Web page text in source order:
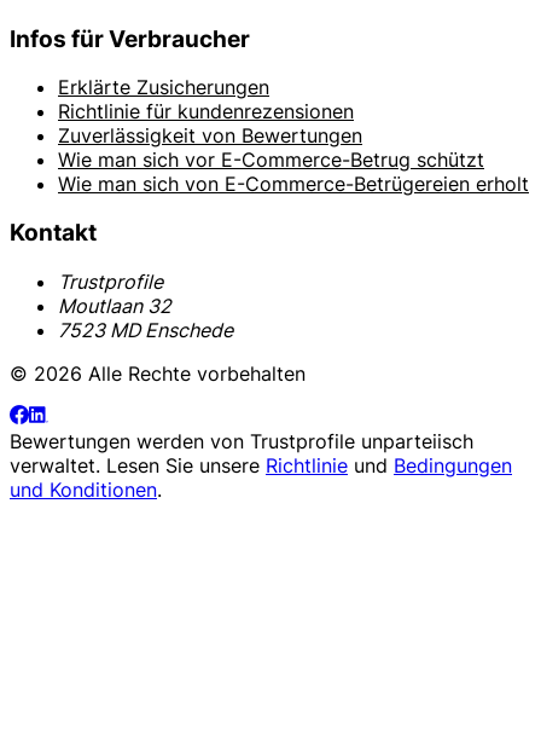
Infos für Verbraucher
Erklärte Zusicherungen
Richtlinie für kundenrezensionen
Zuverlässigkeit von Bewertungen
Wie man sich vor E-Commerce-Betrug schützt
Wie man sich von E-Commerce-Betrügereien erholt
Kontakt
Trustprofile
Moutlaan 32
7523 MD Enschede
© 2026 Alle Rechte vorbehalten
Bewertungen werden von Trustprofile unparteiisch
verwaltet. Lesen Sie unsere Richtlinie und Bedingungen
und Konditionen.